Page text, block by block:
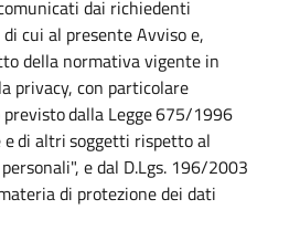
dai richiedenti
cui al presente Avviso e,
della normativa vigente in
privacy, con particolare
previstodalla Legge675/1996
edi altrisoggetti rispettoal
e dal D.Lgs. 196/2003
di protezione dei dati